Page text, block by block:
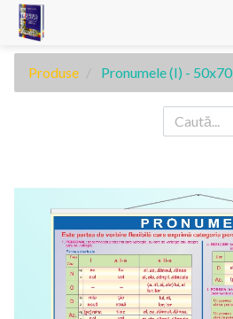
Produse Pronumele (I) - 50x70